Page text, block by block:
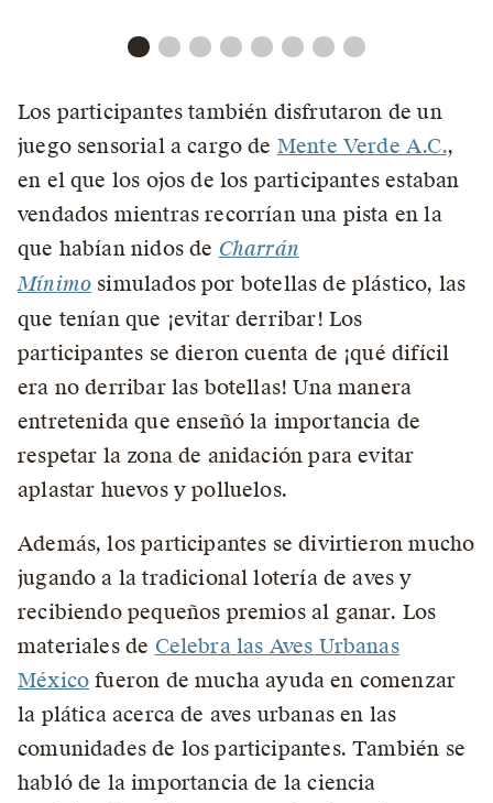
Los participantes también disfrutaron de un
juego sensorial a cargo de Mente Verde A.C.,
en el que los ojos de los participantes estaban
vendados mientras recorrían una pista en la
que habían nidos de Charrán
Mínimo simulados por botellas de plástico, las
que tenían que ¡evitar derribar! Los
participantes se dieron cuenta de ¡qué difícil
era no derribar las botellas! Una manera
entretenida que enseñó la importancia de
respetar la zona de anidación para evitar
aplastar huevos y polluelos.
Además, los participantes se divirtieron mucho
jugando a la tradicional lotería de aves y
recibiendo pequeños premios al ganar. Los
materiales de Celebra las Aves Urbanas
México fueron de mucha ayuda en comenzar
la plática acerca de aves urbanas en las
comunidades de los participantes. También se
habló de la importancia de la ciencia